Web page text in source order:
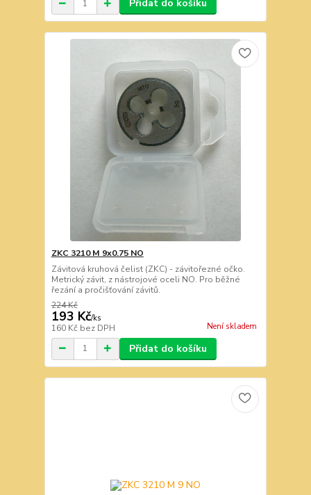
Přidat do košíku
ZKC 3210 M 9x0.75 NO
Závitová kruhová čelist (ZKC) - závitořezné očko.
Metrický závit, z nástrojové oceli NO. Pro běžné
řezání a pročišťování závitů.
224 Kč
193 Kč/ks
160 Kč bez DPH Není skladem
Přidat do košíku